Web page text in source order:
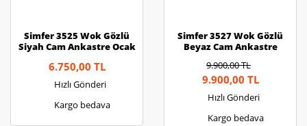
Simfer 3525 Wok Gözlü
Siyah Cam Ankastre Ocak
6.750,00 TL
Hızlı Gönderi
Kargo bedava
Simfer 3527 Wok Gözlü
Beyaz Cam Ankastre
9.900,00 TL
9.900,00 TL
Hızlı Gönderi
Kargo bedava